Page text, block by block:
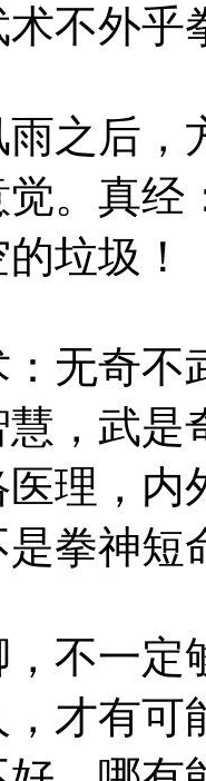
外乎
后，
。真经
垃圾！
奇不
，武是
理，内
拳神短
一定
，才有